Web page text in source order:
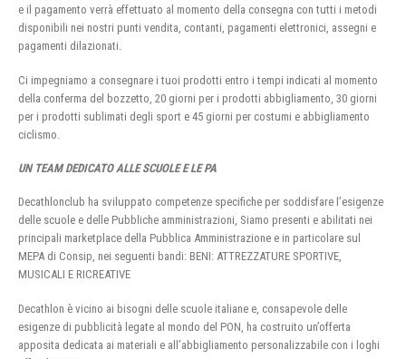
e il pagamento verrà effettuato al momento della consegna con tutti i metodi
disponibili nei nostri punti vendita, contanti, pagamenti elettronici, assegni e
pagamenti dilazionati.
Ci impegniamo a consegnare i tuoi prodotti entro i tempi indicati al momento
della conferma del bozzetto, 20 giorni per i prodotti abbigliamento, 30 giorni
per i prodotti sublimati degli sport e 45 giorni per costumi e abbigliamento
ciclismo.
UN TEAM DEDICATO ALLE SCUOLE E LE PA
Decathlonclub ha sviluppato competenze specifiche per soddisfare l’esigenze
delle scuole e delle Pubbliche amministrazioni, Siamo presenti e abilitati nei
principali marketplace della Pubblica Amministrazione e in particolare sul
MEPA di Consip, nei seguenti bandi: BENI: ATTREZZATURE SPORTIVE,
MUSICALI E RICREATIVE
Decathlon è vicino ai bisogni delle scuole italiane e, consapevole delle
esigenze di pubblicità legate al mondo del PON, ha costruito un’offerta
apposita dedicata ai materiali e all’abbigliamento personalizzabile con i loghi